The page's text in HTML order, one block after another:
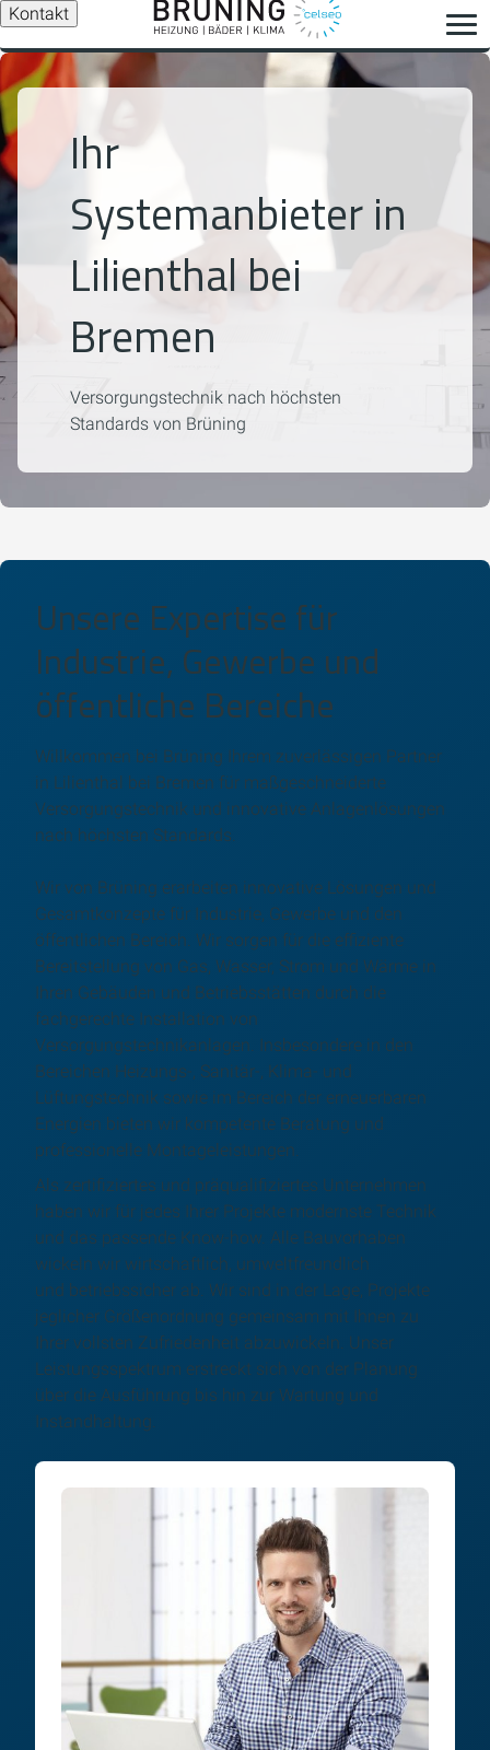
Kontakt
Ihr
Systemanbieter in
Lilienthal bei
Bremen
Versorgungstechnik nach höchsten
Standards von Brüning
Unsere Expertise für
Industrie, Gewerbe und
öffentliche Bereiche
Willkommen bei Brüning Ihrem zuverlässigen Partner
in Lilienthal bei Bremen für maßgeschneiderte
Versorgungstechnik und innovative Anlagenlösungen
nach höchsten Standards.
Wir von Brüning erarbeiten innovative Lösungen und
Gesamtkonzepte für Industrie, Gewerbe und den
öffentlichen Bereich. Wir sorgen für die effiziente
Bereitstellung von Gas, Wasser, Strom und Wärme in
Ihren Gebäuden und Betriebsstätten durch die
fachgerechte Installation von
Versorgungstechnikanlagen. Insbesondere in den
Bereichen Heizungs-, Sanitär-, Klima- und
Lüftungstechnik sowie im Bereich der erneuerbaren
Energien bieten wir kompetente Beratung und
professionelle Montageleistungen.
Als zertifiziertes und präqualifiziertes Unternehmen
haben wir für jedes Ihrer Projekte modernste Technik
und das passende Know-how. Alle Bauvorhaben
wickeln wir wirtschaftlich, umweltfreundlich
und betriebssicher ab. Wir sind in der Lage, Projekte
jeglicher Größenordnung gemeinsam mit Ihnen zu
Ihrer vollsten Zufriedenheit abzuwickeln. Unser
Leistungsspektrum erstreckt sich von der Planung
über die Ausführung bis hin zur Wartung und
Instandhaltung.